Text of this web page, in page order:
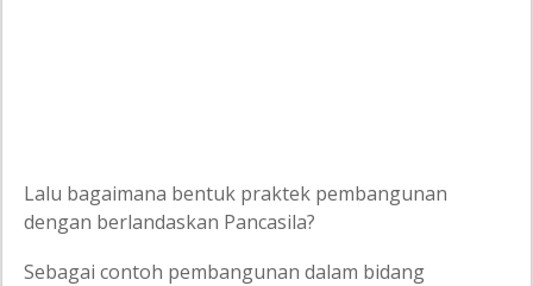
Lalu bagaimana bentuk praktek pembangunan
dengan berlandaskan Pancasila?
Sebagai contoh pembangunan dalam bidang